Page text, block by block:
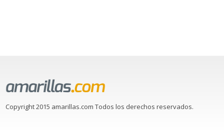
Copyright 2015 amarillas.com Todos los derechos reservados.